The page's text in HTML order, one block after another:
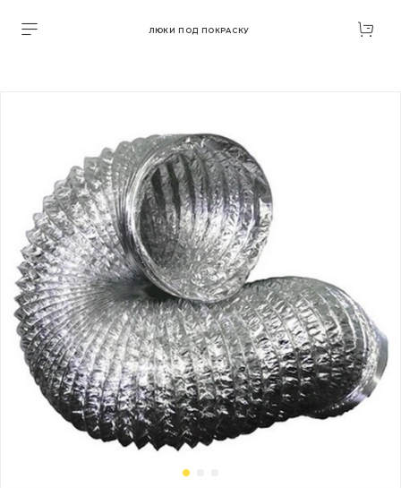
ЛЮКИ ПОД ПОКРАСКУ